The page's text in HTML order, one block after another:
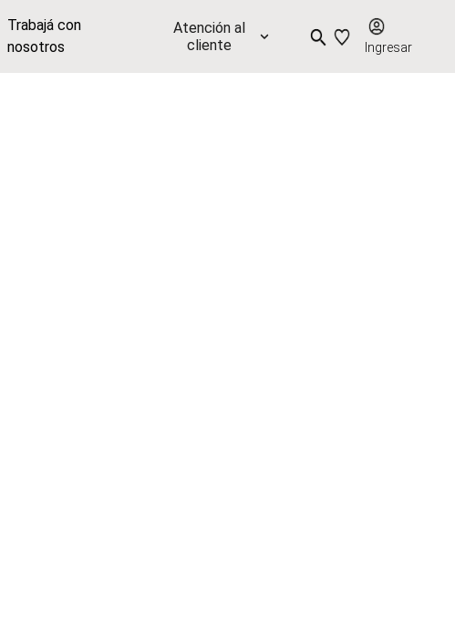
Trabajá con
nosotros
Atención al
cliente
Ingresar